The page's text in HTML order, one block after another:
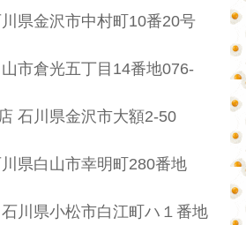
県金沢市中村町10番20号
市倉光五丁目14番地076-
石川県金沢市大額2-50
県白山市幸明町280番地
川県小松市白江町ハ１番地